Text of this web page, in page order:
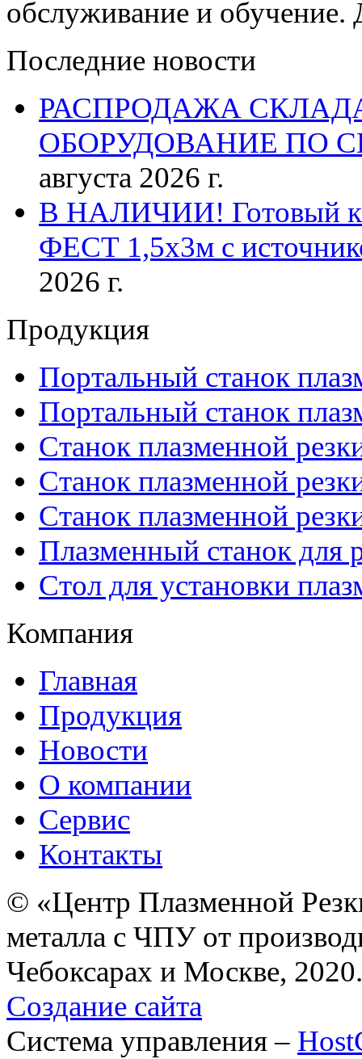
обслуживание и обучение.
Последние новости
РАСПРОДАЖА
ОБОРУДОВАНИЕ ПО
августа 2026 г.
В НАЛИЧИИ! Готовый к
ФЕСТ 1,5х3м с
2026 г.
Продукция
Портальный станок
Портальный станок
Станок плазменной
Станок плазменной
Станок плазменной
Плазменный станок для
Стол для установки
Компания
Главная
Продукция
Новости
О компании
Сервис
Контакты
© «Центр Плазменной
металла с ЧПУ от
Чебоксарах и Москве, 2020.
Создание сайта
Система управления –